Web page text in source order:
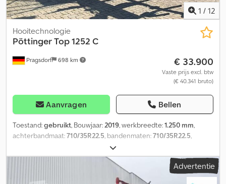
1 / 12
Pragsdorf 698 km
Hooitechnologie
PöttingerTop 1252 C
€ 33.900
Vaste prijs excl. btw
(€ 40.341 bruto)
Aanvragen Bellen
Toestand:gebruikt, Bouwjaar:2019, werkbreedte:1.250 mm,
achterbandmaat:710/35R22.5, bandenmaten:710/35R22.5,
, Bandenmaat (h): 710/35R22.5, aantal
rotoren: 4, hydraulische inklapfunctie: ja, werkbreedte: 12,50 m,
type: 540, verlichting: ja, bedrijfsuren: 1335, rotoren: 4, hectare:
8084. Fouten en tussenverkoop voorbehouden. Pöttinger TOP
Advertentie